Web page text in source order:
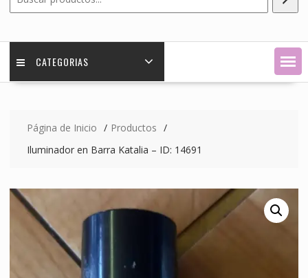
CATEGORIAS
Página de Inicio
Productos
Iluminador en Barra Katalia – ID: 14691